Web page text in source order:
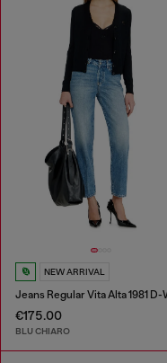
NEW ARRIVAL
€175.00
BLU CHIARO